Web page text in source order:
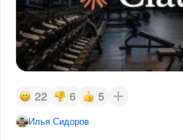
22 6 5
Илья Сидоров